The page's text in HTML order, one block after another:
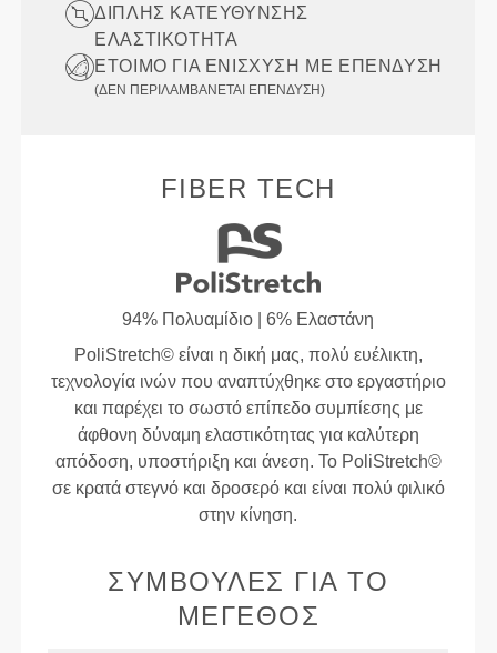
ΔΙΠΛΉΣ ΚΑΤΕΎΘΥΝΣΗΣ
ΕΛΑΣΤΙΚΌΤΗΤΑ
ΈΤΟΙΜΟ ΓΙΑ ΕΝΊΣΧΥΣΗ ΜΕ ΕΠΈΝΔΥΣΗ
(ΔΕΝ ΠΕΡΙΛΑΜΒΆΝΕΤΑΙ ΕΠΈΝΔΥΣΗ)
FIBER TECH
94% Πολυαμίδιο | 6% Ελαστάνη
PoliStretch© είναι η δική μας, πολύ ευέλικτη,
τεχνολογία ινών που αναπτύχθηκε στο εργαστήριο
και παρέχει το σωστό επίπεδο συμπίεσης με
άφθονη δύναμη ελαστικότητας για καλύτερη
απόδοση, υποστήριξη και άνεση. Το PoliStretch©
σε κρατά στεγνό και δροσερό και είναι πολύ φιλικό
στην κίνηση.
ΣΥΜΒΟΥΛΈΣ ΓΙΑ ΤΟ
ΜΈΓΕΘΟΣ